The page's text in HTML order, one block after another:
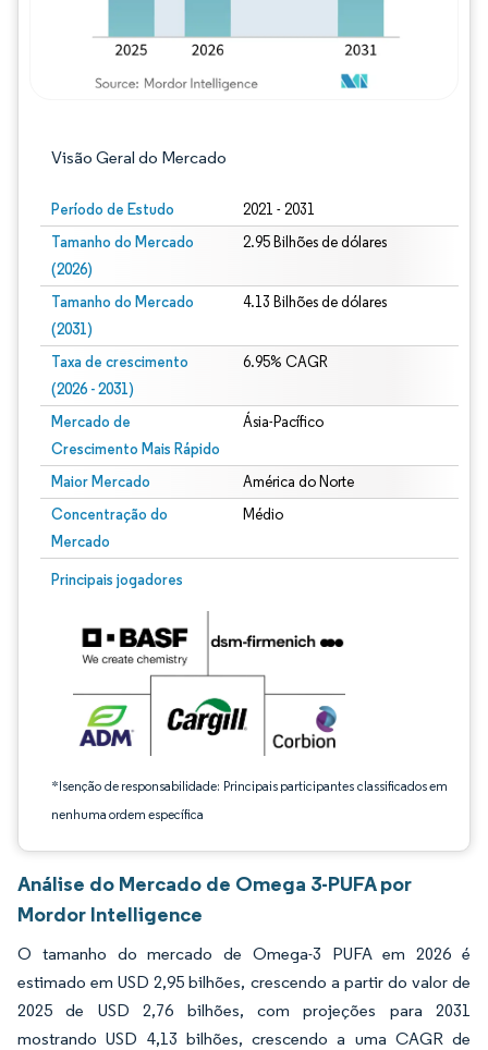
Visão Geral do Mercado
Período de Estudo 2021 - 2031
Tamanho do Mercado
(2026)
2.95 Bilhões de dólares
Tamanho do Mercado
(2031)
4.13 Bilhões de dólares
Taxa de crescimento
(2026 - 2031)
6.95% CAGR
Mercado de
Crescimento Mais Rápido
Ásia-Pacífico
Maior Mercado América do Norte
Concentração do
Mercado
Médio
Principais jogadores
*Isenção de responsabilidade: Principais participantes classificados em
nenhuma ordem específica
Imagem © Mordor Intelligence. O reuso requer atribuição conforme CC BY 4.0.
Análise do Mercado de Omega 3-PUFA por
Mordor Intelligence
O tamanho do mercado de Omega-3 PUFA em 2026 é
estimado em USD 2,95 bilhões, crescendo a partir do valor de
2025 de USD 2,76 bilhões, com projeções para 2031
mostrando USD 4,13 bilhões, crescendo a uma CAGR de